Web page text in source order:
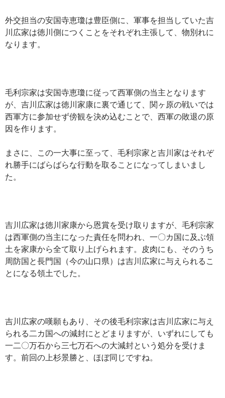
外交担当の安国寺恵瓊は豊臣側に、軍事を担当していた吉
川広家は徳川側につくことをそれぞれ主張して、物別れに
なります。
毛利宗家は安国寺恵瓊に従って西軍側の当主となります
が、吉川広家は徳川家康に裏で通じて、関ヶ原の戦いでは
西軍方に参加せず傍観を決め込むことで、西軍の敗退の原
因を作ります。
まさに、この一大事に至って、毛利宗家と吉川家はそれぞ
れ勝手にばらばらな行動を取ることになってしまいまし
た。
吉川広家は徳川家康から恩賞を受け取りますが、毛利宗家
は西軍側の当主になった責任を問われ、一〇カ国に及ぶ領
土を家康から全て取り上げられます。皮肉にも、そのうち
周防国と長門国（今の山口県）は吉川広家に与えられるこ
とになる領土でした。
吉川広家の嘆願もあり、その後毛利宗家は吉川広家に与え
られる二カ国への減封にとどまりますが、いずれにしても
一二〇万石から三七万石への大減封という処分を受けま
す。前回の上杉景勝と、ほぼ同じですね。